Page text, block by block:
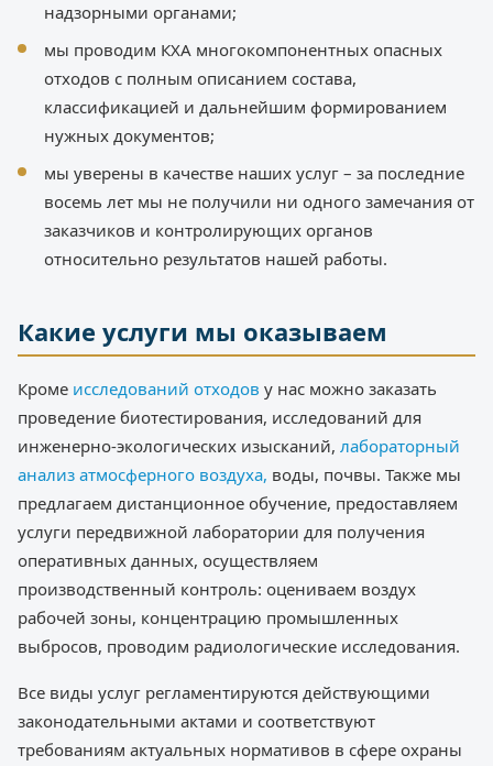
надзорными органами;
мы проводим КХА многокомпонентных опасных
отходов с полным описанием состава,
классификацией и дальнейшим формированием
нужных документов;
мы уверены в качестве наших услуг – за последние
восемь лет мы не получили ни одного замечания от
заказчиков и контролирующих органов
относительно результатов нашей работы.
Какие услуги мы оказываем
Кроме исследований отходов у нас можно заказать
проведение биотестирования, исследований для
инженерно-экологических изысканий, лабораторный
анализ атмосферного воздуха, воды, почвы. Также мы
предлагаем дистанционное обучение, предоставляем
услуги передвижной лаборатории для получения
оперативных данных, осуществляем
производственный контроль: оцениваем воздух
рабочей зоны, концентрацию промышленных
выбросов, проводим радиологические исследования.
Все виды услуг регламентируются действующими
законодательными актами и соответствуют
требованиям актуальных нормативов в сфере охраны